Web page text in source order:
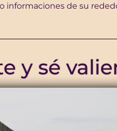
informaciones de su
y sé